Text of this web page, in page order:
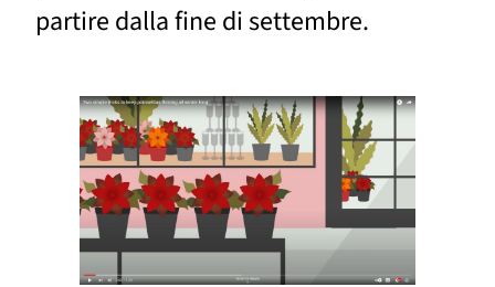
partire dalla fine di settembre.